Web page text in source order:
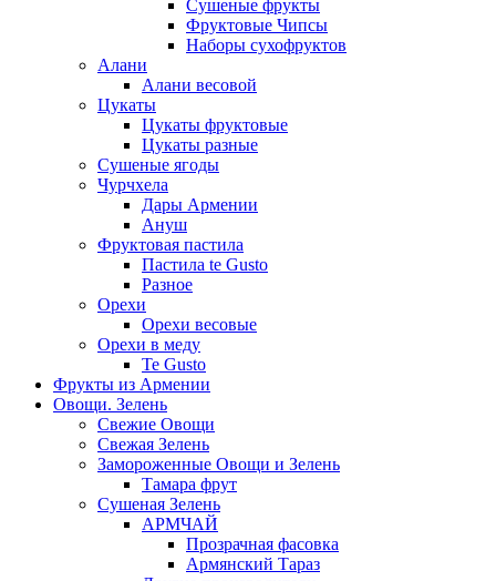
Сушеные фрукты
Фруктовые Чипсы
Наборы сухофруктов
Алани
Алани весовой
Цукаты
Цукаты фруктовые
Цукаты разные
Сушеные ягоды
Чурчхела
Дары Армении
Ануш
Фруктовая пастила
Пастила te Gusto
Разное
Орехи
Орехи весовые
Орехи в меду
Te Gusto
Фрукты из Армении
Овощи. Зелень
Свежие Овощи
Свежая Зелень
Замороженные Овощи и Зелень
Тамара фрут
Сушеная Зелень
АРМЧАЙ
Прозрачная фасовка
Армянский Тараз